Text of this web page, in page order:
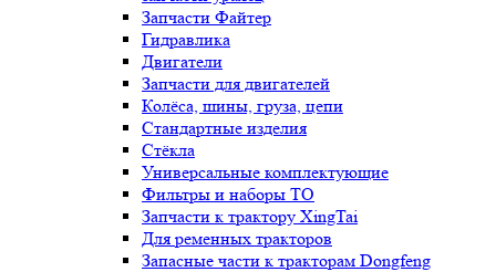
Запчасти Файтер
Гидравлика
Двигатели
Запчасти для двигателей
Колёса, шины, груза, цепи
Стандартные изделия
Стёкла
Универсальные комплектующие
Фильтры и наборы ТО
Запчасти к трактору XingTai
Для ременных тракторов
Запасные части к тракторам Dongfeng